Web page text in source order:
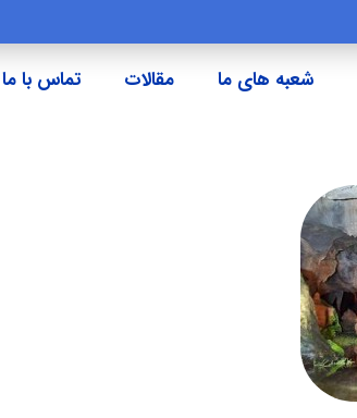
شعبه های ما مقالات تماس با ما